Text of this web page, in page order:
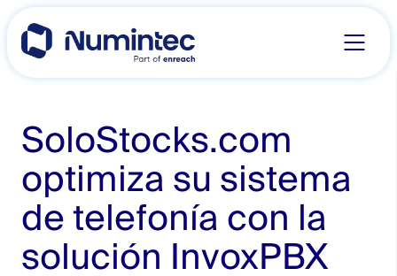
Skip
content
SoloStocks.com
optimiza su sistema
de telefonía con la
solución InvoxPBX